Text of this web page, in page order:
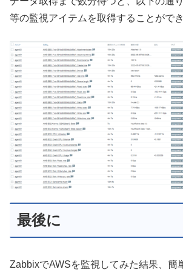
等の監視アイテムを取得することができ
最後に
ZabbixでAWSを監視してみた結果、簡